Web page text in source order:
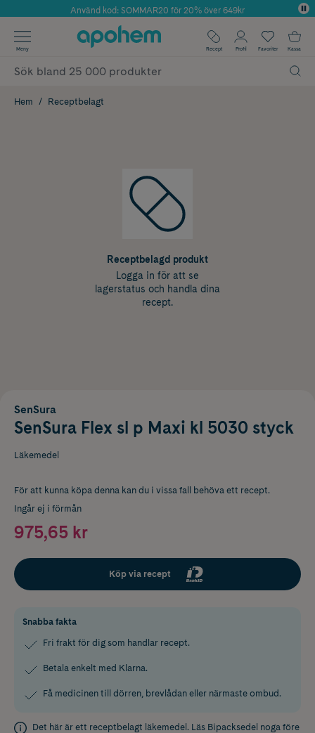
Årets Butik 2025 inom Skönhet
Använd kod: SOMMAR20 för 20% över 649kr
✓ Fri frakt
✓ Poäng på alla köp*
Meny Recept Profil Favoriter Kassa
Hem Receptbelagt
Receptbelagd produkt
Logga in för att se
lagerstatus och handla dina
recept.
SenSura
SenSura Flex sl p Maxi kl 5030 styck
Läkemedel
För att kunna köpa denna kan du i vissa fall behöva ett recept.
Ingår ej i förmån
975,65 kr
Köp via recept
Snabba fakta
Fri frakt för dig som handlar recept.
Betala enkelt med Klarna.
Få medicinen till dörren, brevlådan eller närmaste ombud.
Det här är ett receptbelagt läkemedel. Läs Bipacksedel noga före